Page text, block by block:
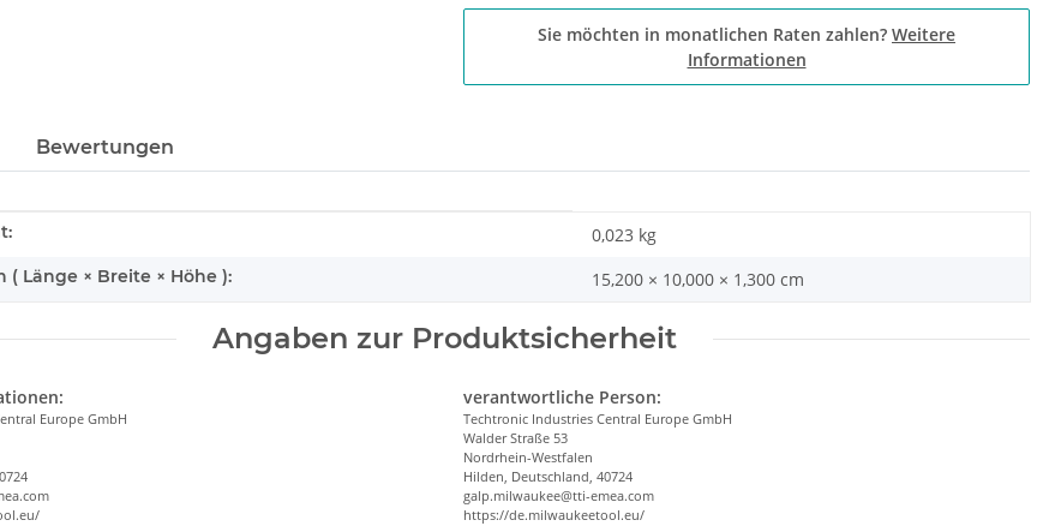
Sie möchten in monatlichen Raten zahlen? Weitere
Informationen
Bewertungen
0,023 kg
( Länge × Breite × Höhe ): 15,200 × 10,000 × 1,300 cm
Angaben zur Produktsicherheit
Europe GmbH
verantwortliche Person:
Techtronic Industries Central Europe GmbH
Walder Straße 53
Nordrhein-Westfalen
Hilden, Deutschland, 40724
galp.milwaukee@tti-emea.com
https://de.milwaukeetool.eu/